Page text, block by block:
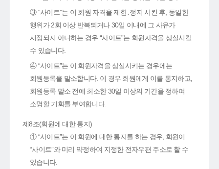
③ “사이트”는 이 회원 자격을 제한․정지 시킨 후, 동일한
행위가 2회 이상 반복되거나 30일 이내에 그 사유가
시정되지 아니하는 경우 “사이트”는 회원자격을 상실시킬
수 있습니다.
④ “사이트”는 이 회원자격을 상실시키는 경우에는
회원등록을 말소합니다. 이 경우 회원에게 이를 통지하고,
회원등록 말소 전에 최소한 30일 이상의 기간을 정하여
소명할 기회를 부여합니다.
제8조(회원에 대한 통지)
① “사이트”는 이 회원에 대한 통지를 하는 경우, 회원이
“사이트”와 미리 약정하여 지정한 전자우편 주소로 할 수
있습니다.